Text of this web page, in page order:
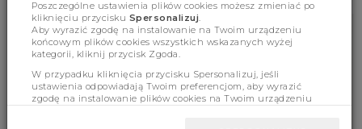
Poszczególne ustawienia plików cookies możesz zmieniać po
kliknięciu przycisku Spersonalizuj
Aby wyrazić zgodę na instalowanie na Twoim urządzeniu
końcowym plików cookies wszystkich wskazanych wyżej
kategorii, kliknij przycisk Zgoda.
W przypadku kliknięcia przycisku Spersonalizuj, jeśli
ustawienia odpowiadają Twoim preferencjom, aby wyrazić
zgodę na instalowanie plików cookies na Twoim urządzeniu